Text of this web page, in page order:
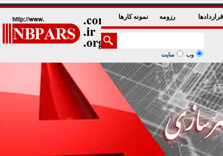
رزومه نمونه کارها
وب سایت